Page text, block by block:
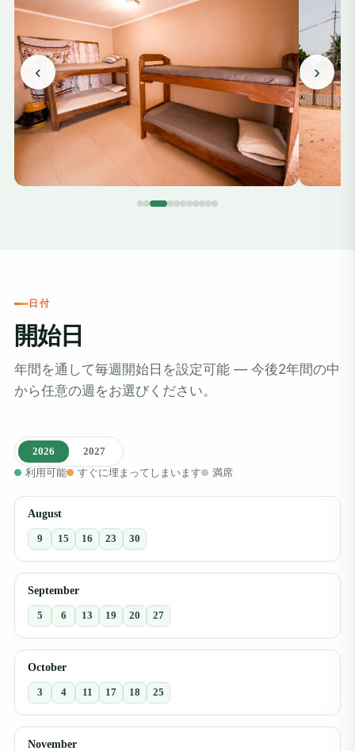
‹ ›
日付
開始日
年間を通して毎週開始日を設定可能 ― 今後2年間の中
から任意の週をお選びください。
2026
2027
利用可能
すぐに埋まってしまいます 満席
August
9 15 16 23 30
September
5 6 13 19 20 27
October
3 4 11 17 18 25
November